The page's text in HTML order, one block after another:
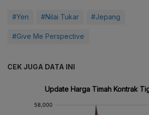
#Yen #Nilai Tukar #Jepang
#Give Me Perspective
CEK JUGA DATA INI